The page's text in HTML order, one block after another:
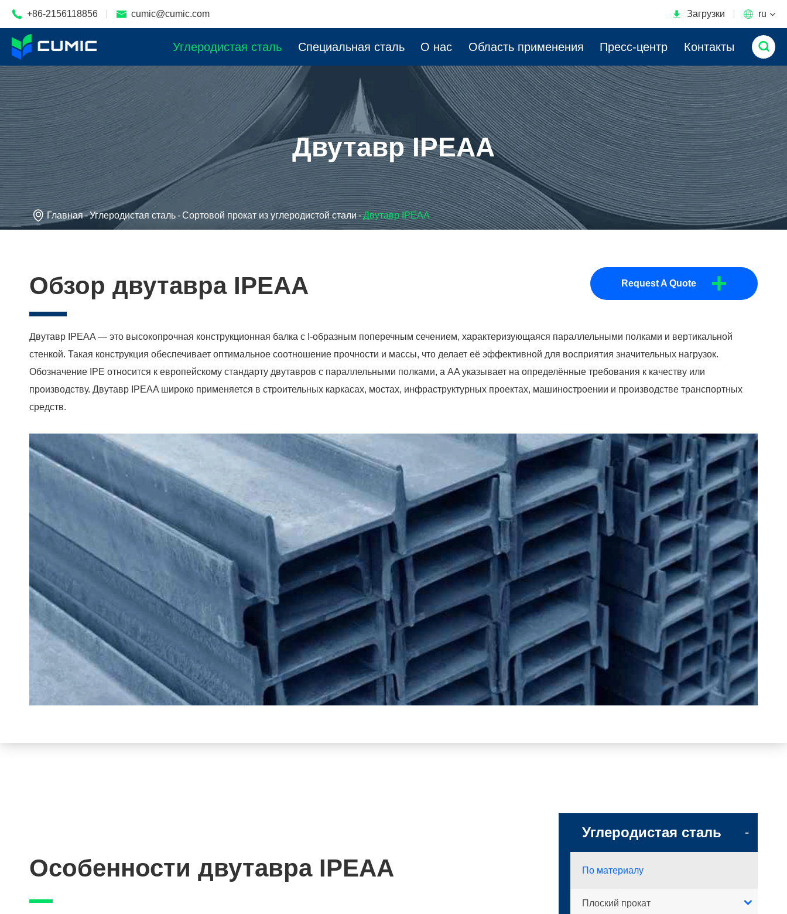
 +86-2156118856  cumic@cumic.com  Загрузки  ru
Углеродистая сталь Специальная сталь О нас Область применения Пресс-центр Контакты 
Двутавр IPEAA
Главная Углеродистая сталь Сортовой прокат из углеродистой стали Двутавр IPEAA
Обзор двутавра IPEAA Request A Quote +
Двутавр IPEAA — это высокопрочная конструкционная балка с I-образным поперечным сечением, характеризующаяся параллельными полками и вертикальной
стенкой. Такая конструкция обеспечивает оптимальное соотношение прочности и массы, что делает её эффективной для восприятия значительных нагрузок.
Обозначение IPE относится к европейскому стандарту двутавров с параллельными полками, а AA указывает на определённые требования к качеству или
производству. Двутавр IPEAA широко применяется в строительных каркасах, мостах, инфраструктурных проектах, машиностроении и производстве транспортных
средств.
Особенности двутавра IPEAA
Углеродистая сталь -
По материалу
Плоский прокат